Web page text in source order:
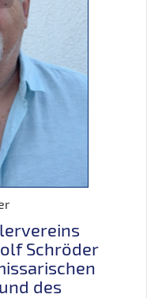
Schröder
des